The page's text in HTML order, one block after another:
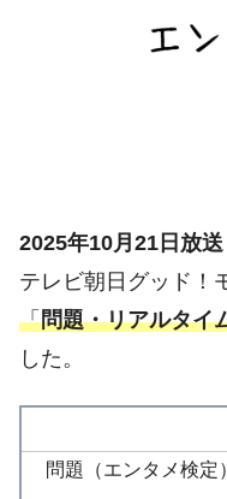
2025年10月21日放送
テレビ朝日グッド！
「問題・リアルタイ
した。
問題（エンタメ検定）